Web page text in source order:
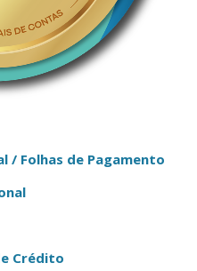
/ Folhas de Pagamento
Crédito